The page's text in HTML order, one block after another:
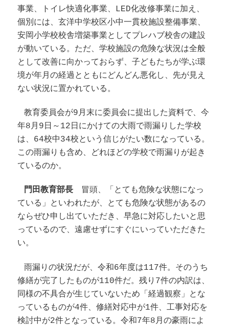
事業、トイレ快適化事業、LED化改修事業に加え、
個別には、玄洋中学校区小中一貫校施設整備事業、
安岡小学校校舎増築事業としてプレハブ校舎の建設
が動いている。ただ、学校施設の危険な状況は全般
として改善に向かっておらず、子どもたちが学ぶ環
境が年月の経過とともにどんどん悪化し、先が見え
ない状況に置かれている。
教育委員会が9月末に委員会に提出した資料で、今
年8月9日～12日にかけての大雨で雨漏りした学校
は、64校中34校という信じがたい数になっている。
この雨漏りも含め、どれほどの学校で雨漏りが起き
ているのか。
門田教育部長 冒頭、「とても危険な状態になっ
ている」といわれたが、とても危険な状態があるの
ならぜひ申し出ていただき、早急に対応したいと思
っているので、遠慮せずにすぐにいっていただきた
い。
雨漏りの状況だが、令和6年度は117件。そのうち
修繕が完了したものが110件だ。残り7件の内訳は、
同様の不具合が生じていないため「経過観察」とな
っているものが4件、修繕対応中が1件、工事対応を
検討中が2件となっている。令和7年8月の豪雨によ